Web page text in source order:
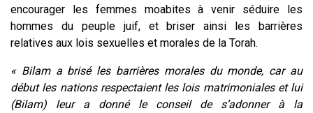
encourager les femmes moabites à venir séduire les
hommes du peuple juif, et briser ainsi les barrières
relatives aux lois sexuelles et morales de la Torah.
« Bilam a brisé les barrières morales du monde, car au
début les nations respectaient les lois matrimoniales et lui
(Bilam) leur a donné le conseil de s’adonner à la